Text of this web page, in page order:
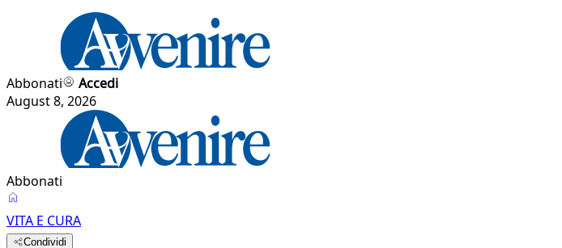
Abbonati
Accedi
August 8, 2026
Abbonati
VITA E CURA
Condividi